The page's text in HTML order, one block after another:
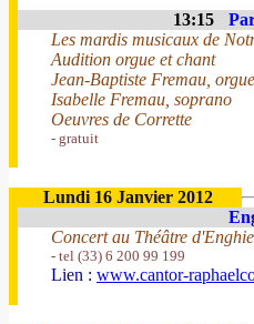
13:15
Les mardis musicaux de
Audition orgue et chant
Jean-Baptiste Fremau, orgue
Isabelle Fremau, soprano
Oeuvres de Corrette
- gratuit
Lundi 16 Janvier 2012
Concert au Théâtre
- tel (33) 6 200 99 199
Lien : www.cantor-